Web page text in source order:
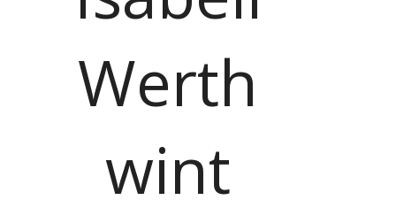
Werth
wint